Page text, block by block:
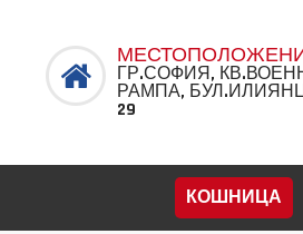
ГР.СОФИЯ,
РАМПА,
29
КОШНИЦА